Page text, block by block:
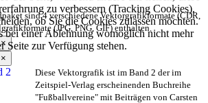
zu verbessern (Tracking Cookies).
ob Sie die Cookies zulassen möchten.
bei einer Ablehnung womöglich nicht mehr
Seite zur Verfügung stehen.
sind 4 verschiedene Vektorgrafikformate (CDR,
(JPG, PNG, GIF) enthalten.
×
×
Diese Vektorgrafik ist im Band 2 der im
Zeitspiel-Verlag erscheinenden Buchreihe
"Fußballvereine" mit Beiträgen von Carsten